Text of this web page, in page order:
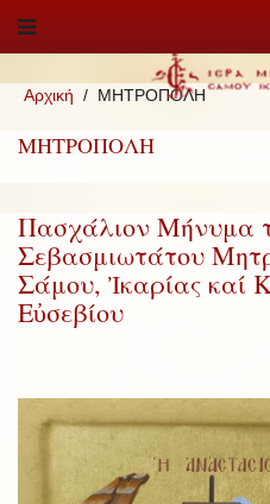
Αρχική ΜΗΤΡΟΠΟΛΗ
ΜΗΤΡΟΠΟΛΗ
Πασχάλιον Μήνυμα
Σεβασμιωτάτου
Σάμου, Ἰκαρίας καί
Εὐσεβίου